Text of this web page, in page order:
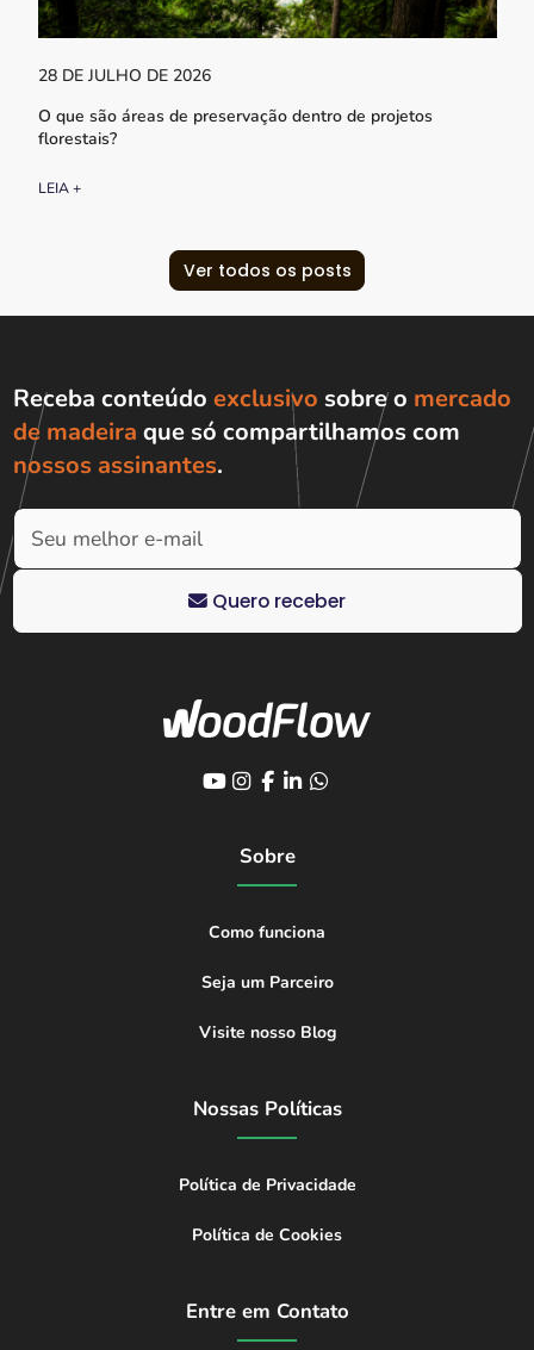
28 DE JULHO DE 2026
O que são áreas de preservação dentro de projetos
florestais?
LEIA +
Ver todos os posts
Receba conteúdo exclusivo sobre o mercado
de madeira que só compartilhamos com
nossos assinantes.
Quero receber
Sobre
Como funciona
Seja um Parceiro
Visite nosso Blog
Nossas Políticas
Política de Privacidade
Política de Cookies
Entre em Contato